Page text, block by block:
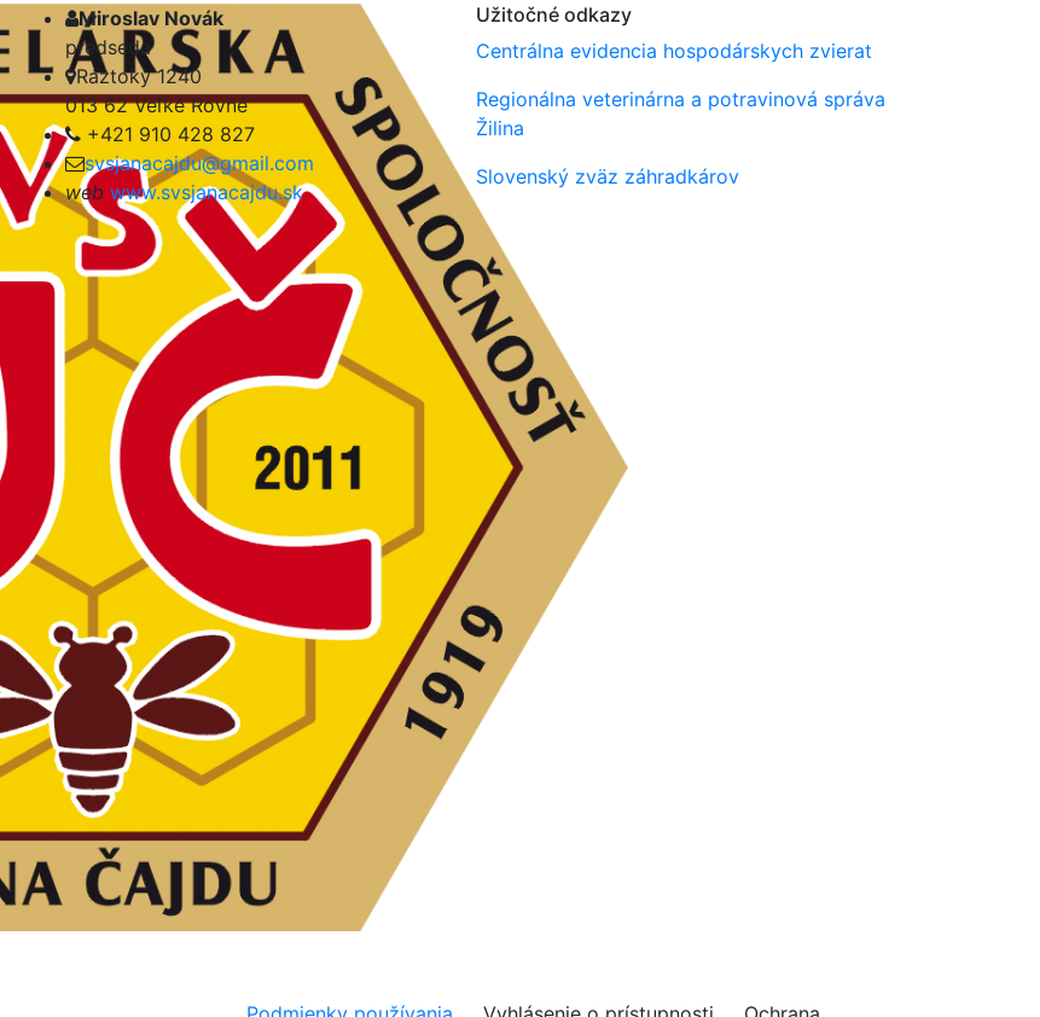
user
Miroslav Novák
predseda
address
Ráztoky 1240
013 62 Veľké Rovné
phone
+421 910 428 827
email
svsjanacajdu@gmail.com
web www.svsjanacajdu.sk
Užitočné odkazy
Centrálna evidencia hospodárskych zvierat
Regionálna veterinárna a potravinová správa
Žilina
Slovenský zväz záhradkárov